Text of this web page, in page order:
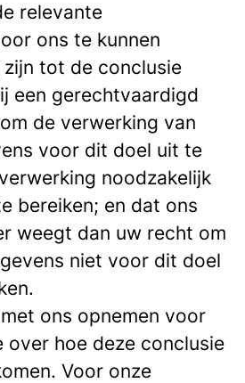
relevante
ons te kunnen
zijn tot de conclusie
een gerechtvaardigd
de verwerking van
voor dit doel uit te
noodzakelijk
bereiken; en dat ons
weegt dan uw recht om
niet voor dit doel
ons opnemen voor
over hoe deze conclusie
Voor onze